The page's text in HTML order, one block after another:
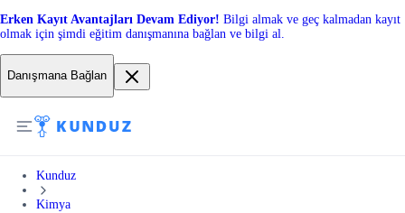
Erken Kayıt Avantajları Devam Ediyor! Bilgi almak ve geç kalmadan kayıt
olmak için şimdi eğitim danışmanına bağlan ve bilgi al.
Danışmana Bağlan
Kunduz
Kimya